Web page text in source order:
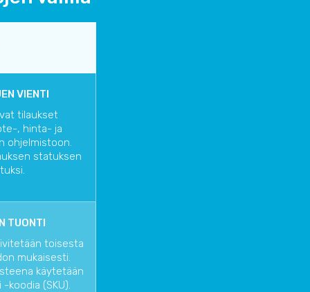
VIENTI
tilaukset
, hinta- ja
ohjelmistoon.
statuksen
TUONTI
toisesta
mukaisesti.
käytetään
(SKU).